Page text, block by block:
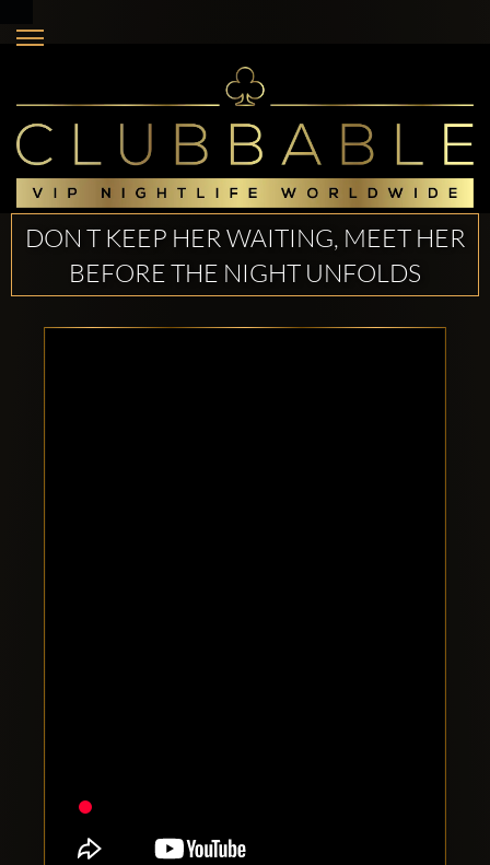
DON T KEEP HER WAITING, MEET HER
BEFORE THE NIGHT UNFOLDS